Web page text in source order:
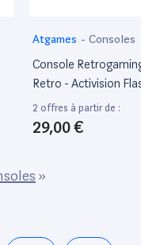
Atgames - Consoles
Console
Retro - Activision
Jeux - Edition 2018-
2 offres à partir de :
29,00 €
»